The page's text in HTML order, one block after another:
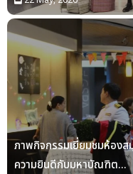
ภาพกิจกรรมเยี่ยมชมห้อง
ความยินดีกับมหาบัณฑิต...